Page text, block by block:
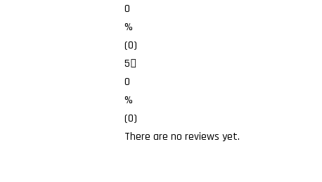
0
%
(0)
5
0
%
(0)
There are no reviews yet.